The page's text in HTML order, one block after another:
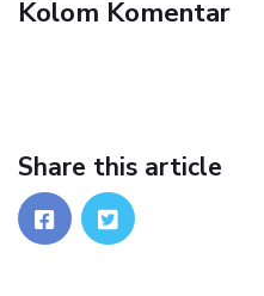
Kolom Komentar
Share this article